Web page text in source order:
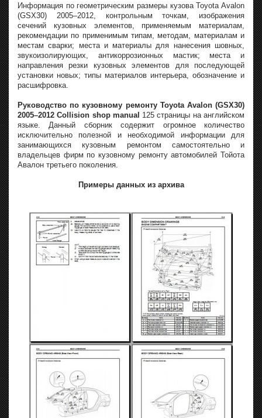
Информация по геометрическим размеры кузова Toyota Avalon
(GSX30) 2005–2012, контрольным точкам, изображения
сечений кузовных элементов, применяемым материалам,
рекомендации по применимым типам, методам, материалам и
местам сварки; места и материалы для нанесения шовных,
звукоизолирующих, антикоррозионных мастик; места и
направления резки кузовных элементов для последующей
установки новых; типы материалов интерьера, обозначение и
расшифровка.
Руководство по кузовному ремонту Toyota Avalon (GSX30)
2005–2012 Collision shop manual 125 страницы на английском
языке. Данный сборник содержит огромное количество
исключительно полезной и необходимой информации для
занимающихся кузовным ремонтом самостоятельно и
владельцев фирм по кузовному ремонту автомобилей Тойота
Авалон третьего поколения.
Примеры данных из архива